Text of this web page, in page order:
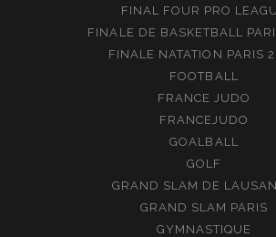
FINAL FOUR PRO
FINALE DE BASKETBALL
FINALE NATATION PARIS
FOOTBALL
FRANCE JUDO
FRANCEJUDO
GOALBALL
GOLF
GRAND SLAM DE
GRAND SLAM PARIS
GYMNASTIQUE